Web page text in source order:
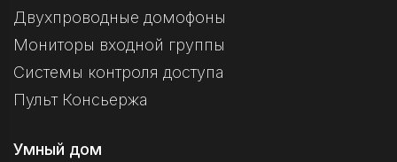
Двухпроводные домофоны
Мониторы входной группы
Системы контроля доступа
Пульт Консьержа
Умный дом